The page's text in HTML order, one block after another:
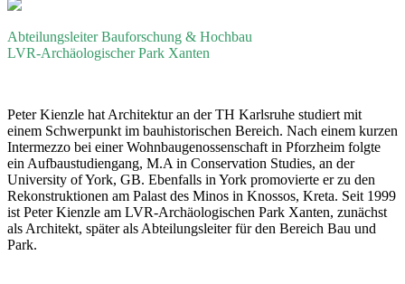
Abteilungsleiter Bauforschung & Hochbau
LVR-Archäologischer Park Xanten
Peter Kienzle hat Architektur an der TH Karlsruhe studiert mit
einem Schwerpunkt im bauhistorischen Bereich. Nach einem kurzen
Intermezzo bei einer Wohnbaugenossenschaft in Pforzheim folgte
ein Aufbaustudiengang, M.A in Conservation Studies, an der
University of York, GB. Ebenfalls in York promovierte er zu den
Rekonstruktionen am Palast des Minos in Knossos, Kreta. Seit 1999
ist Peter Kienzle am LVR-Archäologischen Park Xanten, zunächst
als Architekt, später als Abteilungsleiter für den Bereich Bau und
Park.